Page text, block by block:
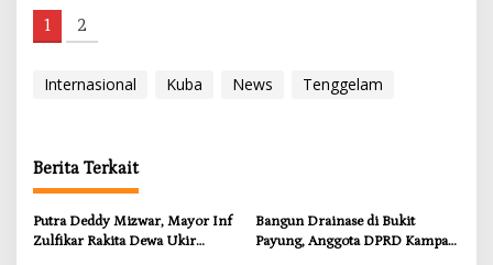
1 2
Internasional Kuba News Tenggelam
Berita Terkait
Putra Deddy Mizwar, Mayor Inf
Zulfikar Rakita Dewa Ukir
Bangun Drainase di Bukit
Payung, Anggota DPRD Kampar